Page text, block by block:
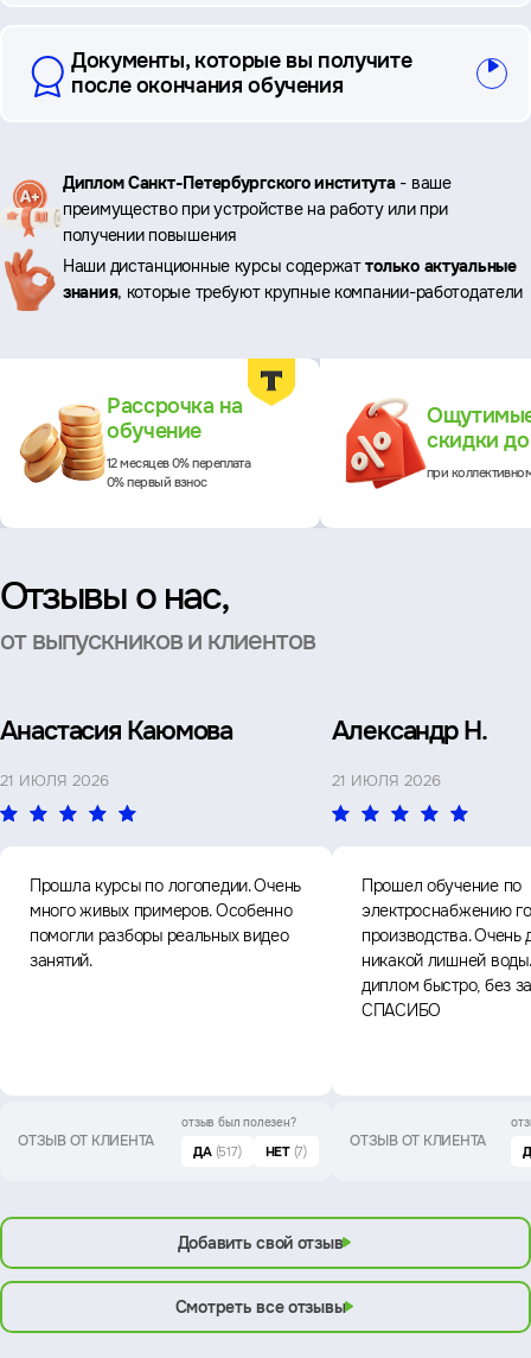
Документы, которые вы получите
после окончания обучения
Ключевые
преимущества
Диплом Санкт-Петербургского института- ваше
преимущество при устройстве на работу или при
получении повышения
Наши дистанционные курсы содержаттолько актуальные
знания, которые требуют крупные компании-работодатели
Рассрочка на
обучение
12 месяцев 0% переплата
0% первый взнос
скидки
при
Отзывы о нас,
от выпускников и клиентов
Анастасия Каюмова
21 ИЮЛЯ 2026
Прошла курсы по логопедии. Очень
много живых примеров. Особенно
помогли разборы реальных видео
занятий.
ОТЗЫВ ОТ КЛИЕНТА
отзыв был полезен?
ДА (517) НЕТ (7)
Александр Н.
21 ИЮЛЯ 2026
Прошел обучение по
электроснабжению
производства. Очень
никакой лишней
диплом быстро, без
СПАСИБО
ОТЗЫВ ОТ КЛИЕНТА
Добавить свой отзыв
Смотреть все отзывы